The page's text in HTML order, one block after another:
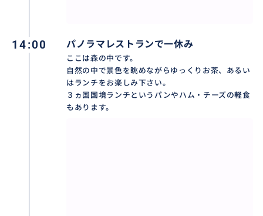
14:00 パノラマレストランで一休み
ここは森の中です。
自然の中で景色を眺めながらゆっくりお茶、あるい
はランチをお楽しみ下さい。
３ヵ国国境ランチというパンやハム・チーズの軽食
もあります。